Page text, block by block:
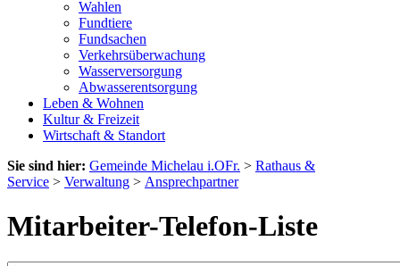
Wahlen
Fundtiere
Fundsachen
Verkehrsüberwachung
Wasserversorgung
Abwasserentsorgung
Leben & Wohnen
Kultur & Freizeit
Wirtschaft & Standort
Sie sind hier: Gemeinde Michelau i.OFr. > Rathaus &
Service > Verwaltung > Ansprechpartner
Mitarbeiter-Telefon-Liste